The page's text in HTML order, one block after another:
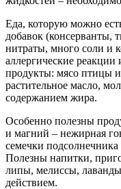
Еда, которую можно
добавок (консерванты,
нитраты, много соли и
аллергические реакции
продукты: мясо птицы
растительное масло,
содержанием жира.
Особенно полезны
и магний – нежирная
семечки
Полезны напитки,
липы, мелиссы,
действием.